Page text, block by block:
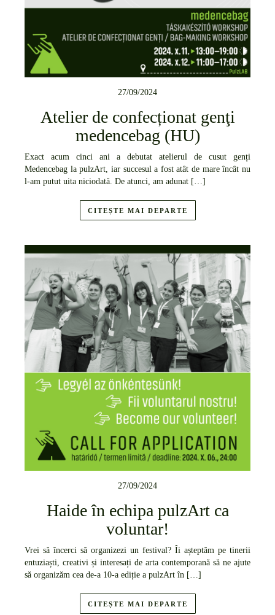
27/09/2024
Atelier de confecționat genţi
medencebag (HU)
Exact acum cinci ani a debutat atelierul de cusut genți
Medencebag la pulzArt, iar succesul a fost atât de mare încât nu
l-am putut uita niciodată. De atunci, am adunat […]
CITEȘTE MAI DEPARTE
27/09/2024
Haide în echipa pulzArt ca
voluntar!
Vrei să încerci să organizezi un festival? Îi așteptăm pe tinerii
entuziaști, creativi și interesați de arta contemporană să ne ajute
să organizăm cea de-a 10-a ediție a pulzArt în […]
CITEȘTE MAI DEPARTE